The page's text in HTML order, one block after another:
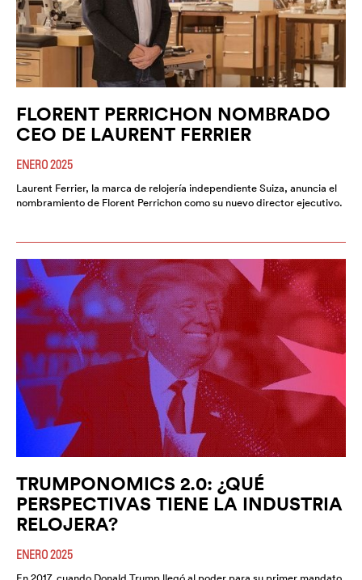
FLORENT PERRICHON NOMBRADO
CEO DE LAURENT FERRIER
ENERO 2025
Laurent Ferrier, la marca de relojería independiente Suiza, anuncia el
nombramiento de Florent Perrichon como su nuevo director ejecutivo.
TRUMPONOMICS 2.0: ¿QUÉ
PERSPECTIVAS TIENE LA INDUSTRIA
RELOJERA?
ENERO 2025